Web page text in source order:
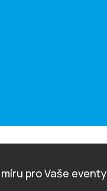
pro Vaše eventy